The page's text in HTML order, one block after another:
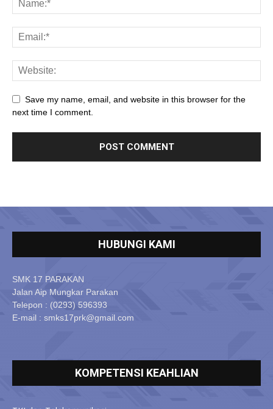
Save my name, email, and website in this browser for the
next time I comment.
HUBUNGI KAMI
SMK 17 PARAKAN
Jalan Aip Mungkar Parakan
Telepon : (0293) 596393
E-mail : smks17prk@gmail.com
KOMPETENSI KEAHLIAN